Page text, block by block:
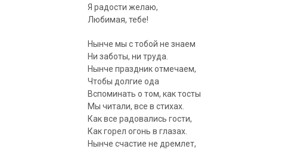
Я радости желаю,
Любимая, тебе!
Нынче мы с тобой не знаем
Ни заботы, ни труда.
Нынче праздник отмечаем,
Чтобы долгие ода
Вспоминать о том, как тосты
Мы читали, все в стихах.
Как все радовались гости,
Как горел огонь в глазах.
Нынче счастие не дремлет,